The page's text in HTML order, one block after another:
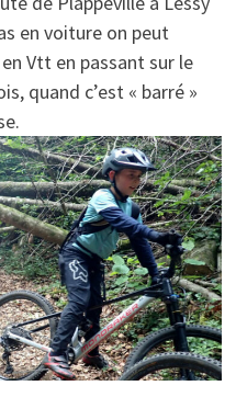
en voiture on peut
Vtt en passant sur le
quand c’est « barré »